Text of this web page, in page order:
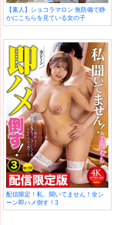
【素人】ショコラマロン 無防備で静
かにこちらを見ている女の子
配信限定！私、聞いてません！全シ
ーン即ハメ倒す！3